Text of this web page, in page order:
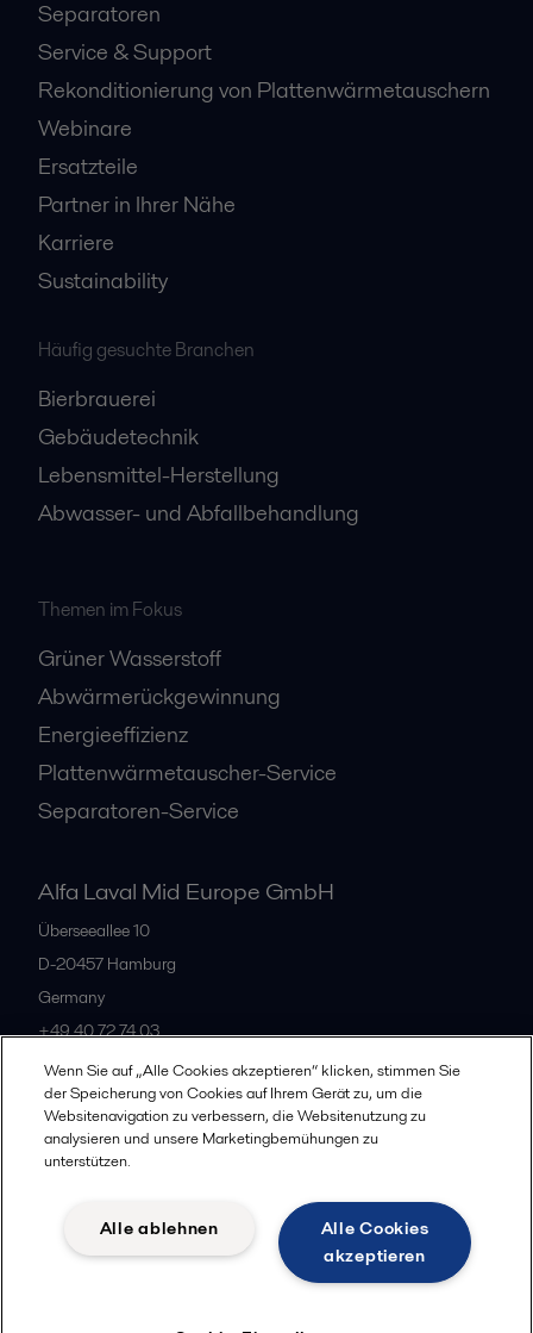
Separatoren
Service & Support
Rekonditionierung von Plattenwärmetauschern
Webinare
Ersatzteile
Partner in Ihrer Nähe
Karriere
Sustainability
Häufig gesuchte Branchen
Bierbrauerei
Gebäudetechnik
Lebensmittel-Herstellung
Abwasser- und Abfallbehandlung
Themen im Fokus
Grüner Wasserstoff
Abwärmerückgewinnung
Energieeffizienz
Plattenwärmetauscher-Service
Separatoren-Service
Alfa Laval Mid Europe GmbH
Überseeallee 10
D-20457 Hamburg
Germany
+49 40 72 74 03
Alle Büros
Cookie-Richtlinien
Impressum
Legal terms and conditions
Wenn Sie auf „Alle Cookies akzeptieren“ klicken, stimmen Sie
der Speicherung von Cookies auf Ihrem Gerät zu, um die
Websitenavigation zu verbessern, die Websitenutzung zu
analysieren und unsere Marketingbemühungen zu
unterstützen.
Alle Cookies
akzeptieren
Alle ablehnen